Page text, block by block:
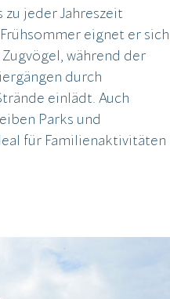
zu jeder Jahreszeit
eignet er sich
während der
durch
einlädt. Auch
Parks und
für Familienaktivitäten